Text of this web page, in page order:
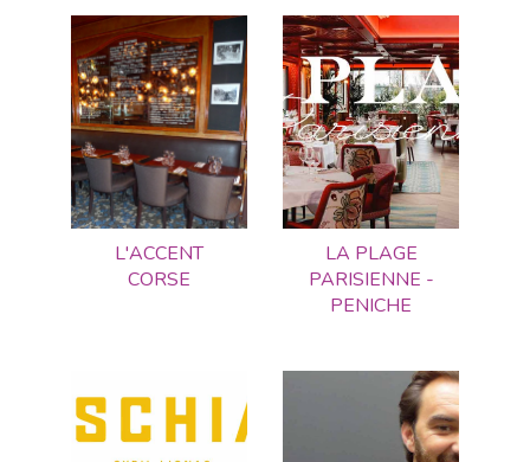
L'ACCENT
CORSE
LA PLAGE
PARISIENNE -
PENICHE